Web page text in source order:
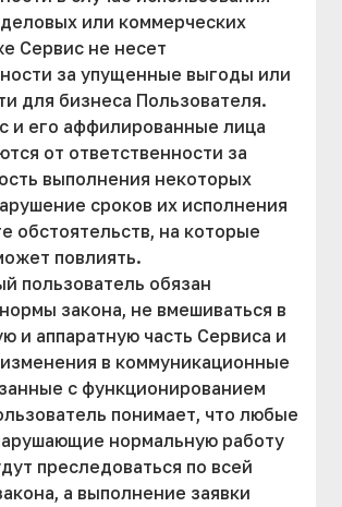
деловых или коммерческих
Сервис не несет
за упущенные выгоды или
для бизнеса Пользователя.
и его аффилированные лица
от ответственности за
выполнения некоторых
сроков их исполнения
обстоятельств, на которые
повлиять.
пользователь обязан
закона, не вмешиваться в
и аппаратную часть Сервиса и
в коммуникационные
с функционированием
понимает, что любые
нормальную работу
преследоваться по всей
а выполнение заявки